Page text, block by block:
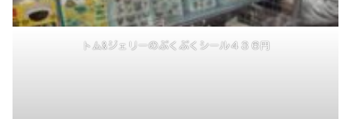
トム&ジェリーのぷくぷくシール４３６円